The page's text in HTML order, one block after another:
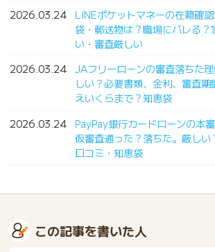
2026.03.24 LINEポケットマネーの在籍確
袋・郵送物は？職場にバレる
い・審査厳しい
2026.03.24 JAフリーローンの審査落ちた
しい？必要書類、金利、審査
えいくらまで？知恵袋
2026.03.24 PayPay銀行カードローンの本
仮審査通った？落ちた。厳しい
口コミ・知恵袋
この記事を書いた人